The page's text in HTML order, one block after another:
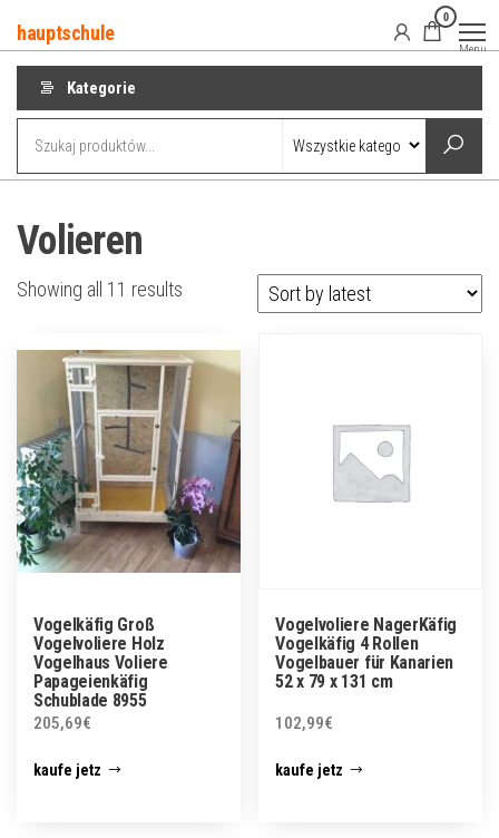
do
treści
hauptschule
0
Menu
Kategorie
Volieren
Showing all 11 results
Vogelkäfig Groß
Vogelvoliere Holz
Vogelhaus Voliere
Papageienkäfig
Schublade 8955
205,69€
kaufe jetz
Vogelvoliere NagerKäfig
Vogelkäfig 4 Rollen
Vogelbauer für Kanarien
52 x 79 x 131 cm
102,99€
kaufe jetz